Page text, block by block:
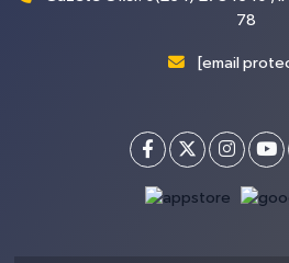
78
[email